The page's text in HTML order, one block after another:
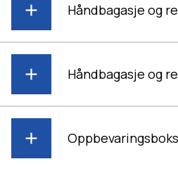
Håndbagasje og
Håndbagasje og